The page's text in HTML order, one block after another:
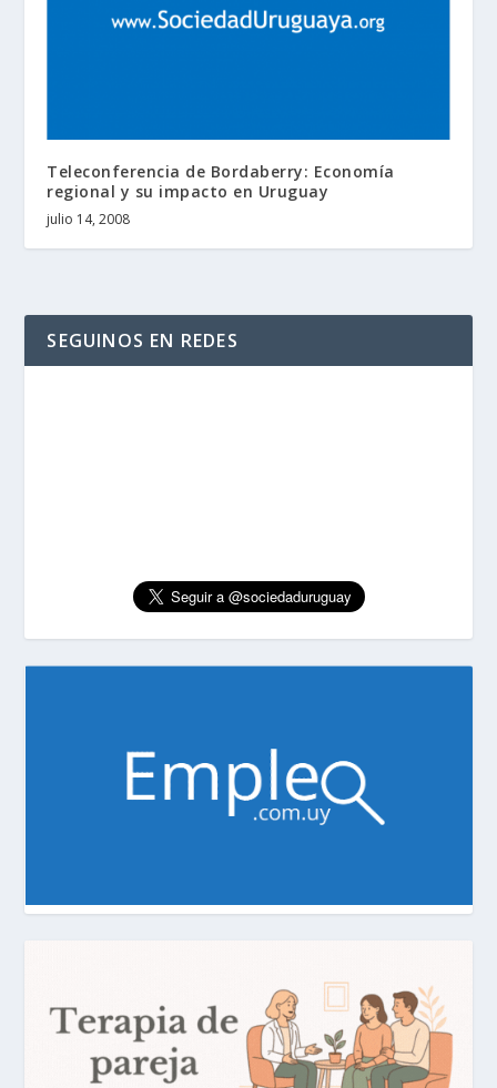
Teleconferencia de Bordaberry: Economía
regional y su impacto en Uruguay
julio 14, 2008
SEGUINOS EN REDES